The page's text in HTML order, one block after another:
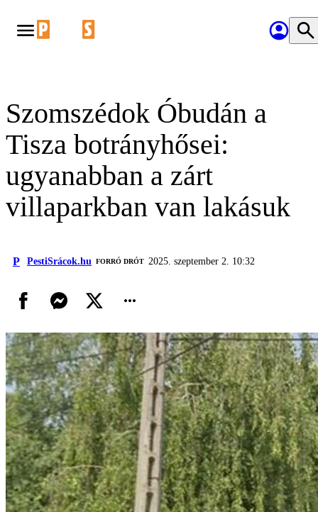
Szomszédok Óbudán a
Tisza botrányhősei:
ugyanabban a zárt
villaparkban van lakásuk
P PestiSrácok.hu FORRÓ DRÓT 2025. szeptember 2. 10:32